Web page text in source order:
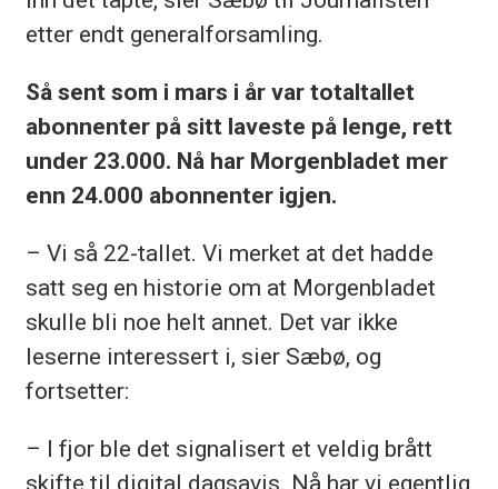
etter endt generalforsamling.
Så sent som i mars i år var totaltallet
abonnenter på sitt laveste på lenge, rett
under 23.000. Nå har Morgenbladet mer
enn 24.000 abonnenter igjen.
– Vi så 22-tallet. Vi merket at det hadde
satt seg en historie om at Morgenbladet
skulle bli noe helt annet. Det var ikke
leserne interessert i, sier Sæbø, og
fortsetter:
– I fjor ble det signalisert et veldig brått
skifte til digital dagsavis. Nå har vi egentlig